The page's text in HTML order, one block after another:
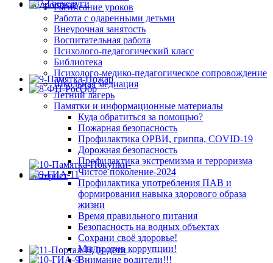
Расписание уроков
Работа с одаренными детьми
Внеурочная занятость
Воспитательная работа
Психолого-педагогический класс
Библиотека
Психолого-медико-педагогическое сопровождение
Школьная медиация
Летний лагерь
Памятки и информационные материалы
Куда обратиться за помощью?
Пожарная безопасность
Профилактика ОРВИ, гриппа, COVID-19
Дорожная безопасность
Профилактика экстремизма и терроризма
Чистое поколение-2024
Профилактика употребления ПАВ и
формирования навыка здорового образа
жизни
Время правильного питания
Безопасность на водных объектах
Сохрани своё здоровье!
Мы против коррупции!
Внимание родители!!!